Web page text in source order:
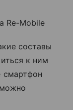
Re-Mobile
составы
к ним
смартфон